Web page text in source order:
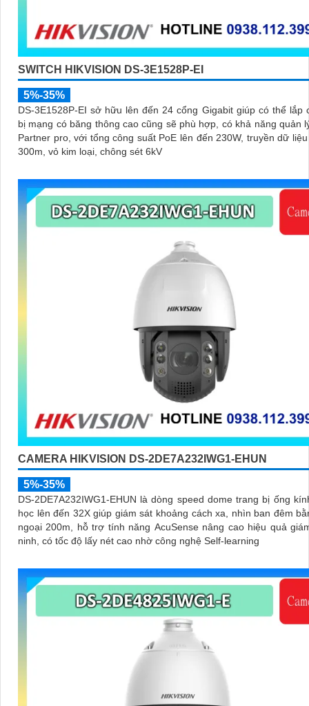
SWITCH HIKVISION DS-3E1528P-EI
5%-35%
DS-3E1528P-EI sở hữu lên đến 24 cổng Gigabit giúp có thể lắp
bị mạng có băng thông cao cũng sẽ phù hợp, có khả năng quản
Partner pro, với tổng công suất PoE lên đến 230W, truyền dữ
300m, vỏ kim loại, chông sét 6kV
CAMERA HIKVISION DS-2DE7A232IWG1-EHUN
5%-35%
DS-2DE7A232IWG1-EHUN là dòng speed dome trang bị ống
học lên đến 32X giúp giám sát khoảng cách xa, nhìn ban đêm
ngoại 200m, hỗ trợ tính năng AcuSense nâng cao hiệu quả
ninh, có tốc độ lấy nét cao nhờ công nghệ Self-learning